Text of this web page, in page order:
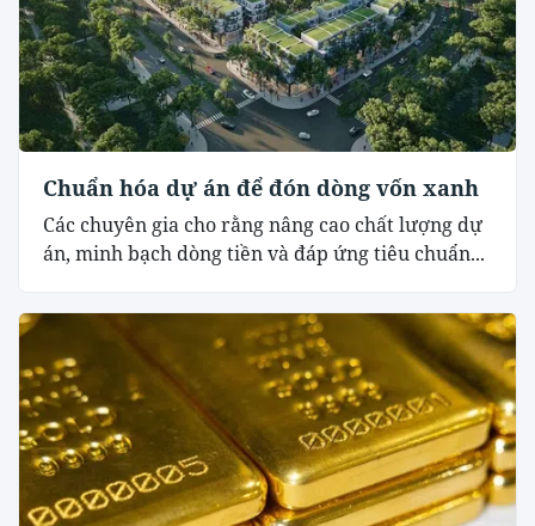
Chuẩn hóa dự án để đón dòng vốn xanh
Các chuyên gia cho rằng nâng cao chất lượng dự
án, minh bạch dòng tiền và đáp ứng tiêu chuẩn...